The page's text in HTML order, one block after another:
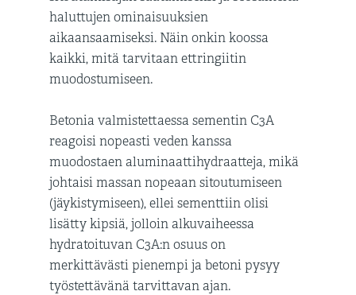
haluttujen ominaisuuksien
aikaansaamiseksi. Näin onkin koossa
kaikki, mitä tarvitaan ettringiitin
muodostumiseen.
Betonia valmistettaessa sementin C3A
reagoisi nopeasti veden kanssa
muodostaen aluminaattihydraatteja, mikä
johtaisi massan nopeaan sitoutumiseen
(jäykistymiseen), ellei sementtiin olisi
lisätty kipsiä, jolloin alkuvaiheessa
hydratoituvan C3A:n osuus on
merkittävästi pienempi ja betoni pysyy
työstettävänä tarvittavan ajan.